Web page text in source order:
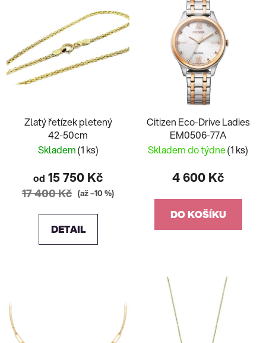
Zlatý řetízek pletený
42-50cm
Skladem(1 ks)
od 15 750 Kč
17 400 Kč (až –10 %)
DETAIL
Citizen Eco-Drive Ladies
EM0506-77A
Skladem do týdne(1 ks)
4 600 Kč
DO KOŠÍKU